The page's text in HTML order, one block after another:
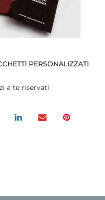
PERSONALIZZATI
a te riservati